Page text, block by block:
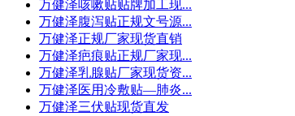
万健泽咳嗽贴贴牌加工现...
万健泽腹泻贴正规文号源...
万健泽正规厂家现货直销
万健泽疤痕贴正规厂家现...
万健泽乳腺贴厂家现货资...
万健泽医用冷敷贴—肺炎...
万健泽三伏贴现货直发